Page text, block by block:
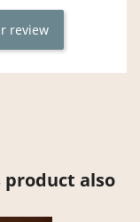
review
also